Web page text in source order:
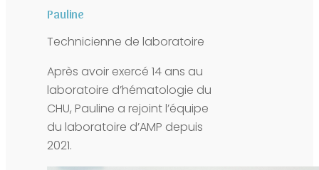
Pauline
Technicienne de laboratoire
Après avoir exercé 14 ans au
laboratoire d’hématologie du
CHU, Pauline a rejoint l’équipe
du laboratoire d’AMP depuis
2021.